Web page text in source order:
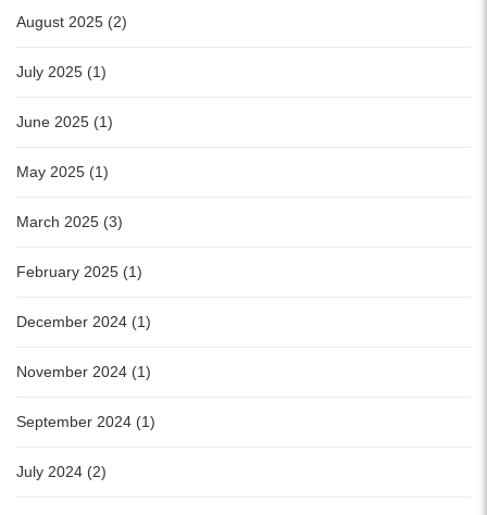
August 2025 (2)
July 2025 (1)
June 2025 (1)
May 2025 (1)
March 2025 (3)
February 2025 (1)
December 2024 (1)
November 2024 (1)
September 2024 (1)
July 2024 (2)